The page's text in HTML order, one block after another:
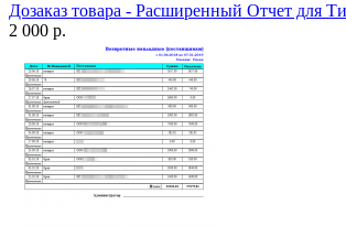
Дозаказ товара - Расширенный Отчет для
2 000 р.